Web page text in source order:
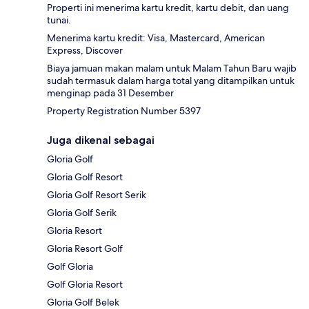
Properti ini menerima kartu kredit, kartu debit, dan uang
tunai.
Menerima kartu kredit: Visa, Mastercard, American
Express, Discover
Biaya jamuan makan malam untuk Malam Tahun Baru wajib
sudah termasuk dalam harga total yang ditampilkan untuk
menginap pada 31 Desember
Property Registration Number 5397
Juga dikenal sebagai
Gloria Golf
Gloria Golf Resort
Gloria Golf Resort Serik
Gloria Golf Serik
Gloria Resort
Gloria Resort Golf
Golf Gloria
Golf Gloria Resort
Gloria Golf Belek